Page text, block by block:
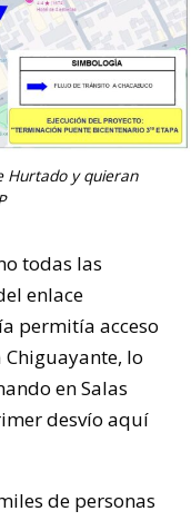
Hurtado y quieran
todas las
enlace
permitía acceso
lo
en Salas
desvío aquí
de personas